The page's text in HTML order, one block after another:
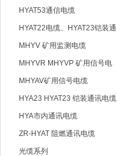
HYAT53通信电缆
HYAT22电缆、HYAT23铠装通
信电缆
MHYV 矿用监测电缆
MHYVR MHYVP 矿用信号电
缆
MHYAV矿用信号电缆
HYA23 HYAT23 铠装通讯电缆
HYA市内通讯电缆
ZR-HYAT 阻燃通讯电缆
光缆系列